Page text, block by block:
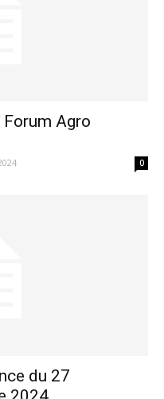
Forum Agro
0
du 27